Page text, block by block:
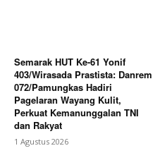
Semarak HUT Ke-61 Yonif
403/Wirasada Prastista: Danrem
072/Pamungkas Hadiri
Pagelaran Wayang Kulit,
Perkuat Kemanunggalan TNI
dan Rakyat
1 Agustus 2026